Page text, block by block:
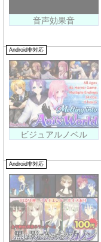
音声効果音
Android非対応
ビジュアルノベル
Android非対応